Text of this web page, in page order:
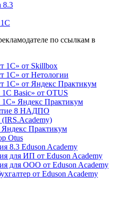
8.3
по ссылкам в
1С» от Skillbox
1С» от Нетологии
1С» от Яндекс Практикум
1С Basic» от OTUS
1С» Яндекс Практикум
8 НАДПО
Практикум
Otus
8.3 Eduson Academy
для ИП от Eduson Academy
для ООО от Eduson Academy
от Eduson Academy